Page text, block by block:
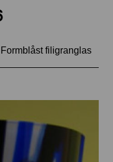
Formblåst filigranglas